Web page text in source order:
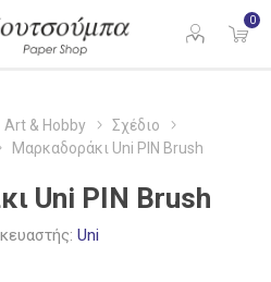
0
Art & Hobby
Σχέδιο
Μαρκαδοράκι Uni PIN Brush
Uni PIN Brush
Uni